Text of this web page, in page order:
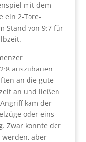
mit dem
ein 2-Tore-
Stand von 9:7 für
auszubauen
an die gute
an und ließen
kam der
oder eins-
Zwar konnte der
werden, aber